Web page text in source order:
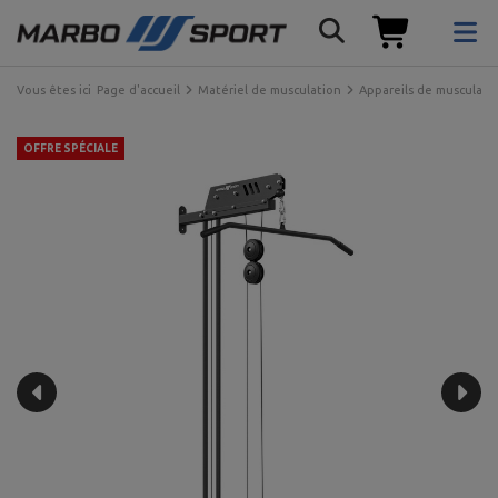
Vous êtes ici Page d'accueil Matériel de musculation Appareils de
OFFRE SPÉCIALE